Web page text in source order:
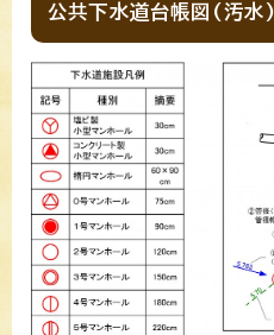
公共下水道台帳図(汚水